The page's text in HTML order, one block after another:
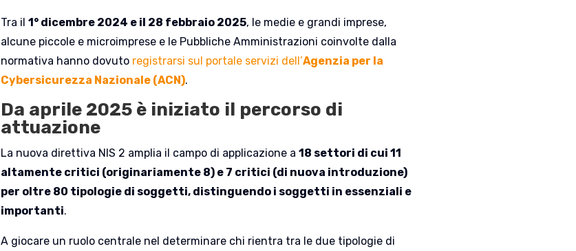
Tra il 1° dicembre 2024 e il 28 febbraio 2025, le medie e grandi imprese,
alcune piccole e microimprese e le Pubbliche Amministrazioni coinvolte dalla
normativa hanno dovuto registrarsi sul portale servizi dell’Agenzia per la
Cybersicurezza Nazionale (ACN).
Da aprile 2025 è iniziato il percorso di
attuazione
La nuova direttiva NIS 2 amplia il campo di applicazione a 18 settori di cui 11
altamente critici (originariamente 8) e 7 critici (di nuova introduzione)
per oltre 80 tipologie di soggetti, distinguendo i soggetti in essenziali e
importanti.
A giocare un ruolo centrale nel determinare chi rientra tra le due tipologie di